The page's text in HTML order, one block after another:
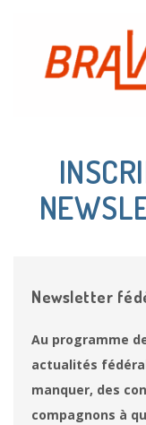
Newsletter
Au programme
actualités
manquer, des
compagnons à